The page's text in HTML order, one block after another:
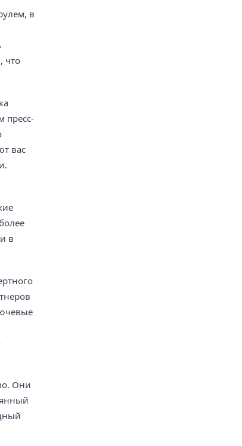
в
что
пресс-
вас
в
Они